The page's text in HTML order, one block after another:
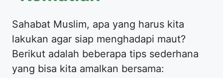
Sahabat Muslim, apa yang harus kita
lakukan agar siap menghadapi maut?
Berikut adalah beberapa tips sederhana
yang bisa kita amalkan bersama: